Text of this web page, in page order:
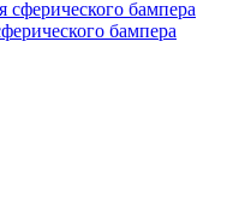
бампера